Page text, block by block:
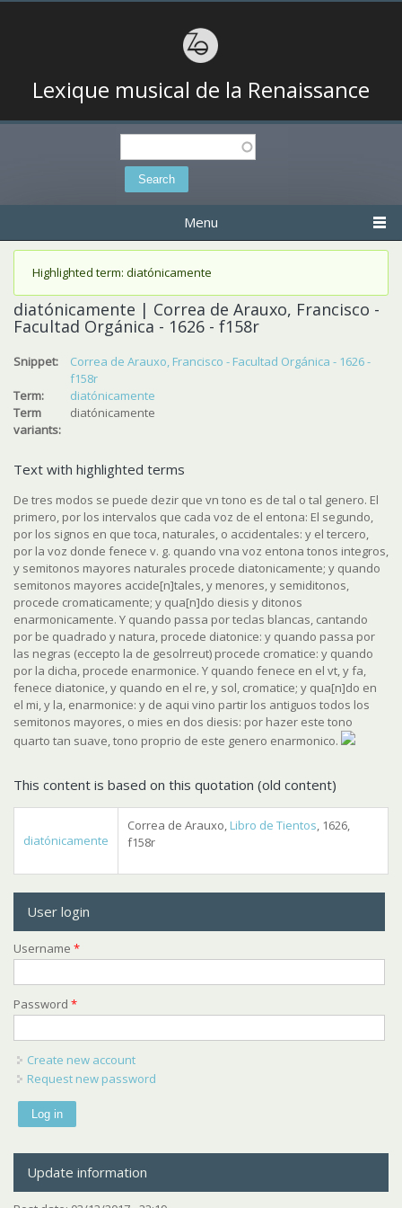
Lexique musical de la Renaissance
Search
Menu
Status message
Highlighted term: diatónicamente
diatónicamente | Correa de Arauxo, Francisco -
Facultad Orgánica - 1626 - f158r
Snippet:
Correa de Arauxo, Francisco - Facultad Orgánica - 1626 -
f158r
Term:
diatónicamente
Term
variants:
diatónicamente
Text with highlighted terms
De tres modos se puede dezir que vn tono es de tal o tal genero. El
primero, por los intervalos que cada voz de el entona: El segundo,
por los signos en que toca, naturales, o accidentales: y el tercero,
por la voz donde fenece v. g. quando vna voz entona tonos integros,
y semitonos mayores naturales procede diatonicamente; y quando
semitonos mayores accide[n]tales, y menores, y semiditonos,
procede cromaticamente; y qua[n]do diesis y ditonos
enarmonicamente. Y quando passa por teclas blancas, cantando
por be quadrado y natura, procede diatonice: y quando passa por
las negras (eccepto la de gesolrreut) procede cromatice: y quando
por la dicha, procede enarmonice. Y quando fenece en el vt, y fa,
fenece diatonice, y quando en el re, y sol, cromatice; y qua[n]do en
el mi, y la, enarmonice: y de aqui vino partir los antiguos todos los
semitonos mayores, o mies en dos diesis: por hazer este tono
quarto tan suave, tono proprio de este genero enarmonico.
This content is based on this quotation (old content)
diatónicamente
Correa de Arauxo, Libro de Tientos, 1626,
f158r
User login
Username *
Password *
Create new account
Request new password
Update information